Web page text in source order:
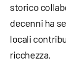
storico
decenni ha
locali
ricchezza.